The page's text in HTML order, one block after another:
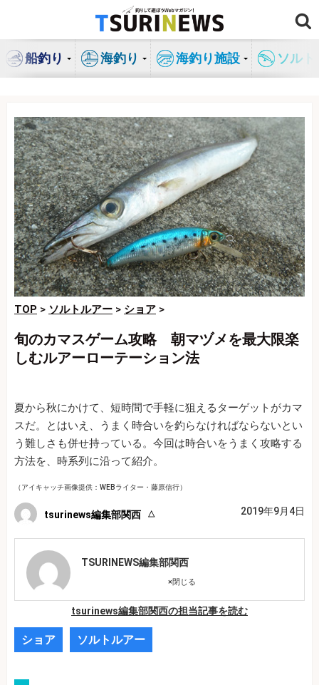
ン
船釣り 海釣り 海釣り施設 ソル
TOP > ソルトルアー > ショア >
旬のカマスゲーム攻略 朝マヅメを最大限楽
しむルアーローテーション法
夏から秋にかけて、短時間で手軽に狙えるターゲットがカマ
スだ。とはいえ、うまく時合いを釣らなければならないとい
う難しさも併せ持っている。今回は時合いをうまく攻略する
方法を、時系列に沿って紹介。
（アイキャッチ画像提供：WEBライター・藤原信行）
tsurinews編集部関西 2019年9月4日
TSURINEWS編集部関西
tsurinews編集部関西の担当記事を読む
×閉じる
ショア ソルトルアー